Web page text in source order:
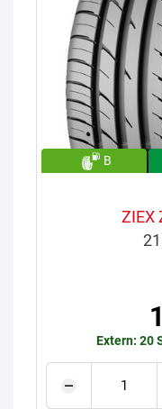
B
ZIEX
Extern: 20